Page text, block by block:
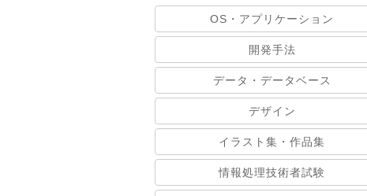
OS・アプリケーション
開発手法
データ・データベース
デザイン
イラスト集・作品集
情報処理技術者試験